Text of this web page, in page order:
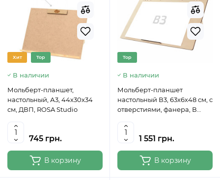
Хит Top
В наличии
Мольберт-планшет,
настольный, А3, 44х30х34
см, ДВП, ROSA Studio
745 грн.
В корзину
Top
В наличии
Мольберт-планшет
настольный В3, 63х6х48 см, с
отверстиями, фанера, В
500141311
1 551 грн.
В корзину